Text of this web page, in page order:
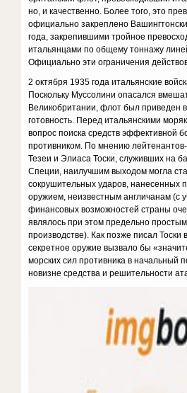
но, и качественно. Более того, это
официально закреплено
года, закрепивши­ми тройное
итальянцами по общему тон­нажу
Официально эти ограничения
2 октября 1935 года итальянские
Поскольку Муссолини опасался
Великобритании, флот был приведен
готовность. Перед итальянски­ми
вопрос поиска средств эффективной
противником. По мнению
Тезеи и Элиаса Тоски, служивших на
Специи, наилучшим выходом могла
сокрушительных ударов, нанесенных
оружи­ем, неизвестным англичанам (с
финансовых возможностей страны
являлось при этом предельно
производстве). Как позже писал Тоски
секретное оружие вызвало бы
морских сил противника в начальный
новизне средства и решительности